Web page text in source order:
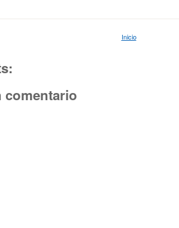
Inicio
comentario